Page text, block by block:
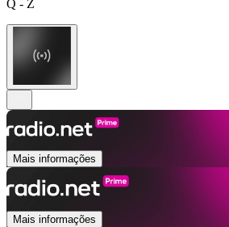
Q - Z
Mais informações
Mais informações